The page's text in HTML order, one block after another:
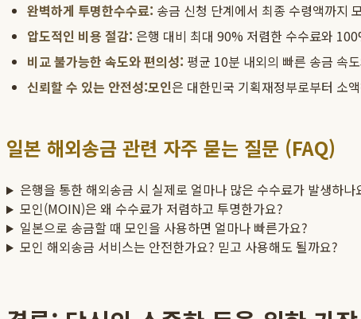
완벽하게 투명한수수료: 송금 신청 단계에서 최종 수령액까지
압도적인 비용 절감: 은행 대비 최대 90% 저렴한 수수료와
비교 불가능한 속도와 편의성: 평균 10분 내외의 빠른 송금 속
신뢰할 수 있는 안전성:모인은 대한민국 기획재정부로부터 소
일본 해외송금 관련 자주 묻는 질문 (FAQ)
은행을 통한 해외송금 시 실제로 얼마나 많은 수수료가 발생하나
모인(MOIN)은 왜 수수료가 저렴하고 투명한가요?
일본으로 송금할 때 모인을 사용하면 얼마나 빠른가요?
모인 해외송금 서비스는 안전한가요? 믿고 사용해도 될까요?